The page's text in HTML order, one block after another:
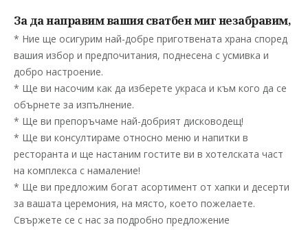
За да направим вашия сватбен миг незабравим,
* Ние ще осигурим най-добре приготвената храна според
вашия избор и предпочитания, поднесена с усмивка и
добро настроение.
* Ще ви насочим как да изберете украса и към кого да се
обърнете за изпълнение.
* Ще ви препоръчаме най-добрият дисководещ!
* Ще ви консултираме относно меню и напитки в
ресторанта и ще настаним гостите ви в хотелската част
на комплекса с намаление!
* Ще ви предложим богат асортимент от хапки и десерти
за вашата церемония, на място, което пожелаете.
Свържете се с нас за подробно предложение